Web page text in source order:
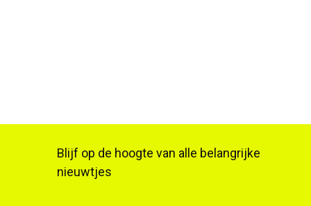
Blijf op de hoogte van alle belangrijke
nieuwtjes